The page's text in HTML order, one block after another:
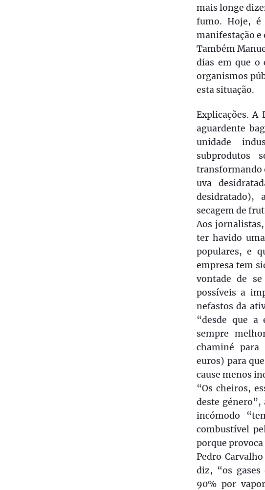
mais longe
fumo. Hoje, é
manifestação e
Também
dias em que o
organismos
esta situação.
Explicações. A
aguardente
unidade
subprodutos
transformando
uva
desidratado),
secagem de
Aos
ter havido
populares, e
empresa tem
vontade de
possíveis a
nefastos da
“desde que a
sempre
chaminé para
euros) para
cause menos
“Os cheiros,
deste
incómodo
combustível
porque
Pedro
diz, “os gases
90% por